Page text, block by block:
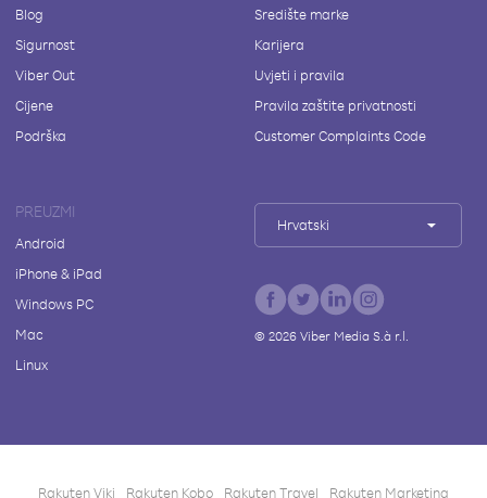
Blog
Sigurnost
Viber Out
Cijene
Podrška
Središte marke
Karijera
Uvjeti i pravila
Pravila zaštite privatnosti
Customer Complaints Code
PREUZMI
Android
iPhone & iPad
Windows PC
Mac
Linux
Hrvatski
© 2026Viber Media S.à r.l.
Rakuten Viki Rakuten Kobo Rakuten Travel Rakuten Marketing